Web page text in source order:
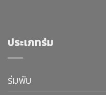
ประเภทร่ม
ร่มพับ